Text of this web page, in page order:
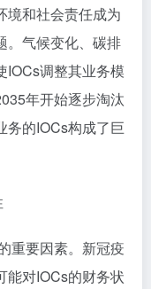
境和社会责任成为
。气候变化、碳排
IOCs调整其业务模
年开始逐步淘汰
务的IOCs构成了巨
重要因素。新冠疫
能对IOCs的财务状